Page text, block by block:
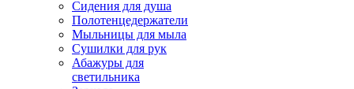
Сидения для душа
Полотенцедержатели
Мыльницы для мыла
Сушилки для рук
Абажуры для
светильника